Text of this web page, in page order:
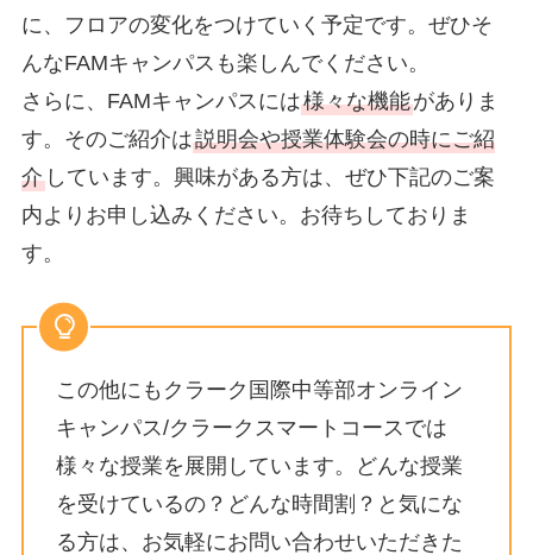
に、フロアの変化をつけていく予定です。ぜひそ
んなFAMキャンパスも楽しんでください。
さらに、FAMキャンパスには様々な機能がありま
す。そのご紹介は説明会や授業体験会の時にご紹
介しています。興味がある方は、ぜひ下記のご案
内よりお申し込みください。お待ちしておりま
す。
この他にもクラーク国際中等部オンライン
キャンパス/クラークスマートコースでは
様々な授業を展開しています。どんな授業
を受けているの？どんな時間割？と気にな
る方は、お気軽にお問い合わせいただきた